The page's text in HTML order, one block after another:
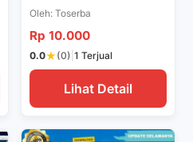
Oleh: Toserba
Rp 10.000
0.0★(0) 1 Terjual
Lihat Detail